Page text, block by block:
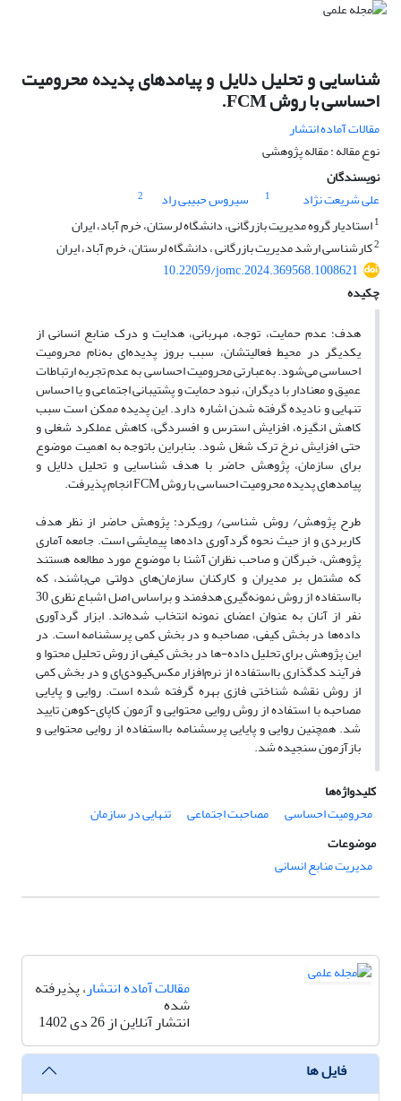
شناسایی و تحلیل دلایل و پیامدهای پدیده محرومیت
احساسی با روش FCM.
مقالات آماده انتشار
نوع مقاله : مقاله پژوهشی
نویسندگان
علی شریعت نژاد
1 سیروس حبیبی راد
2
1استادیار گروه مدیریت بازرگانی، دانشگاه لرستان، خرم آباد، ایران
2کارشناسی ارشد مدیریت بازرگانی ، دانشگاه لرستان، خرم آباد، ایران
10.22059/jomc.2024.369568.1008621
چکیده
هدف؛ عدم حمایت، توجه، مهربانی، هدایت و درک منابع انسانی از
یکدیگر در محیط فعالیتشان، سبب بروز پدیده‌ای به‌نام محرومیت
احساسی می‌شود. به‌عبارتی محرومیت احساسی به عدم تجربه ارتباطات
عمیق و معنادار با دیگران، نبود حمایت و پشتیبانی اجتماعی و یا احساس
تنهایی و نادیده گرفته شدن اشاره دارد. این پدیده ممکن است سبب
کاهش انگیزه، افزایش استرس و افسردگی، کاهش عملکرد شغلی و
حتی افزایش نرخ ترک شغل شود. بنابراین باتوجه به اهمیت موضوع
برای سازمان، پژوهش حاضر با هدف شناسایی و تحلیل دلایل و
پیامدهای پدیده محرومیت احساسی با روش FCM انجام پذیرفت.
طرح پژوهش/ روش شناسی/ رویکرد: پژوهش حاضر از نظر هدف
کاربردی و از حیث نحوه گردآوری داده‌ها پیمایشی است. جامعه آماری
پژوهش، خبرگان و صاحب نظران آشنا با موضوع مورد مطالعه هستند
که مشتمل بر مدیران و کارکنان سازمان‌های دولتی می‌باشند، که
بااستفاده از روش نمونه‌گیری هدفمند و براساس اصل اشباع نظری 30
نفر از ‏آنان به عنوان اعضای نمونه انتخاب شده‌اند. ابزار گردآوری
داده‌ها در بخش کیفی، مصاحبه و در بخش کمی پرسشنامه است. در
این پژوهش برای تحلیل داده-ها در بخش کیفی از روش تحلیل محتوا و
فرآیند کدگذاری بااستفاده از نرم‌افزار مکس‌کیو‌دی‌ای و در بخش کمی
از روش نقشه شناختی فازی بهره گرفته شده است. روایی و پایایی
مصاحبه با استفاده از روش روایی محتوایی و آزمون کاپای-کوهن تایید
شد. همچنین روایی و پایایی پرسشنامه بااستفاده از روایی محتوایی و
بازآزمون سنجیده شد.
کلیدواژه‌ها
محرومیت احساسی
مصاحبت اجتماعی
تنهایی در سازمان
موضوعات
مدیریت منابع انسانی
مقالات آماده انتشار، پذیرفته
شده
انتشار آنلاین از 26 دی 1402
فایل ها